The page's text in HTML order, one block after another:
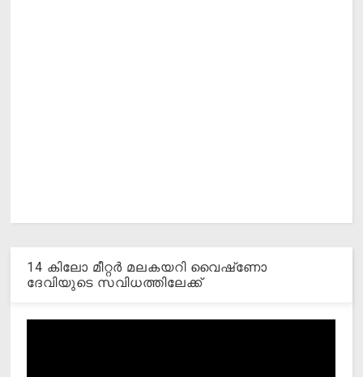
14 കിലോ മീറ്റര്‍ മലകയറി വൈഷ്‌ണോ
ദേവിയുടെ സവിധത്തിലേക്ക്